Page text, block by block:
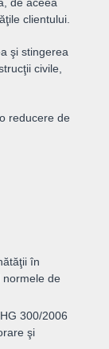
clientului.
şi stingerea
civile,
reducere de
în
de
300/2006
şi